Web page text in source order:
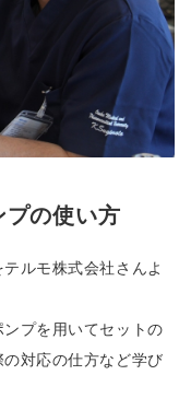
プの使い方
ルモ株式会社さんよ
プを用いてセットの
対応の仕方など学び